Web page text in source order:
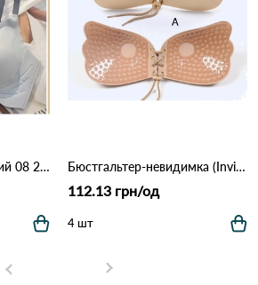
Бюстгальтер безшовний 08 2,4 Джинс Бюстгальтер-невидимка (Invisible Bra) на шнурівці 848 Бежевий
112.13 грн/од
4 шт